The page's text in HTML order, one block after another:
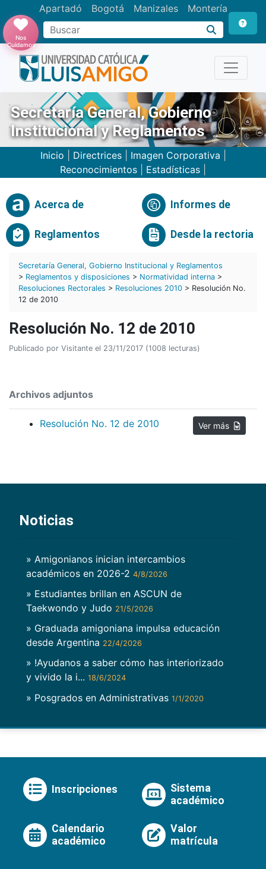
Apartadó Bogotá Manizales Montería
Buscar
Nos
Cuidamos
Secretaría General, Gobierno
Institucional y Reglamentos
Inicio Directrices| Imagen Corporativa
Reconocimientos
Estadísticas
Acerca de Informes de
Reglamentos Desde la rectoria
Secretaría General, Gobierno Institucional y Reglamentos
> Reglamentos y disposiciones > Normatividad interna >
Resoluciones Rectorales > Resoluciones 2010 > Resolución No.
12 de 2010
Resolución No. 12 de 2010
Publicado por Visitante el 23/11/2017 (1008 lecturas)
Archivos adjuntos
Resolución No. 12 de 2010
Noticias
» Amigonianos inician intercambios
académicos en 2026-2 4/8/2026
» Estudiantes brillan en ASCUN de
Taekwondo y Judo 21/5/2026
» Graduada amigoniana impulsa educación
desde Argentina 22/4/2026
» !Ayudanos a saber cómo has interiorizado
y vivido la i... 18/6/2024
» Posgrados en Administrativas 1/1/2020
Inscripciones
Sistema
académico
Calendario
académico
Valor
matrícula